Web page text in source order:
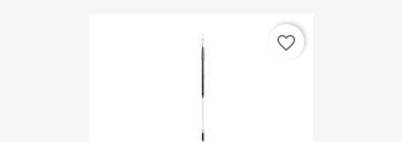
favorite_border